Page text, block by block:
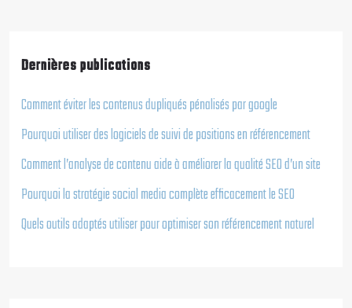
Dernières publications
Comment éviter les contenus dupliqués pénalisés par google
Pourquoi utiliser des logiciels de suivi de positions en référencement
Comment l’analyse de contenu aide à améliorer la qualité SEO d’un site
Pourquoi la stratégie social media complète efficacement le SEO
Quels outils adaptés utiliser pour optimiser son référencement naturel